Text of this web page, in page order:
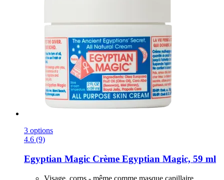
3 options
4.6 (9)
Egyptian Magic Crème Egyptian Magic, 59 ml
Visage, corps - même comme masque capillaire